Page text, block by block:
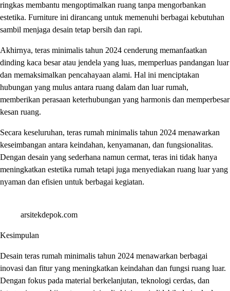
ringkas membantu mengoptimalkan ruang tanpa mengorbankan
estetika. Furniture ini dirancang untuk memenuhi berbagai kebutuhan
sambil menjaga desain tetap bersih dan rapi.
Akhirnya, teras minimalis tahun 2024 cenderung memanfaatkan
dinding kaca besar atau jendela yang luas, memperluas pandangan luar
dan memaksimalkan pencahayaan alami. Hal ini menciptakan
hubungan yang mulus antara ruang dalam dan luar rumah,
memberikan perasaan keterhubungan yang harmonis dan memperbesar
kesan ruang.
Secara keseluruhan, teras rumah minimalis tahun 2024 menawarkan
keseimbangan antara keindahan, kenyamanan, dan fungsionalitas.
Dengan desain yang sederhana namun cermat, teras ini tidak hanya
meningkatkan estetika rumah tetapi juga menyediakan ruang luar yang
nyaman dan efisien untuk berbagai kegiatan.
arsitekdepok.com
Kesimpulan
Desain teras rumah minimalis tahun 2024 menawarkan berbagai
inovasi dan fitur yang meningkatkan keindahan dan fungsi ruang luar.
Dengan fokus pada material berkelanjutan, teknologi cerdas, dan